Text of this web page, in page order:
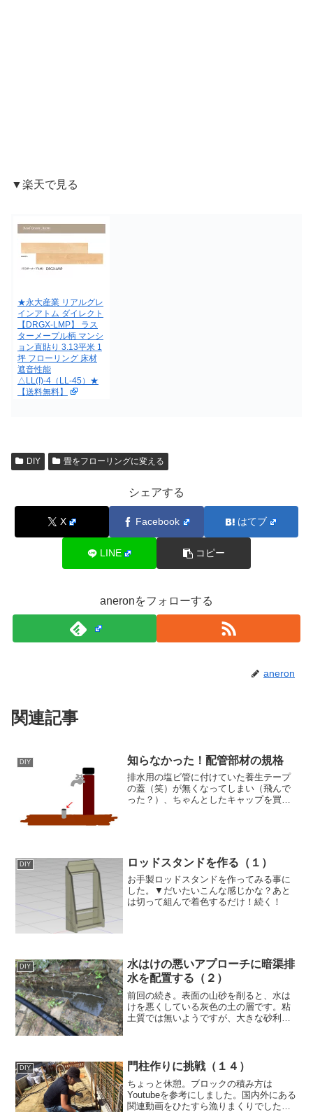
▼楽天で見る
★永大産業 リアルグレ
インアトム ダイレクト
【DRGX-LMP】 ラス
ターメープル柄 マンシ
ョン直貼り 3.13平米 1
坪 フローリング 床材
遮音性能
△LL(I)-4（LL-45）★
【送料無料】
DIY 畳をフローリングに変える
シェアする
X Facebook はてブ
LINE コピー
aneronをフォローする
aneron
関連記事
DIY 知らなかった！配管部材の規格
排水用の塩ビ管に付けていた養生テープ
の蓋（笑）が無くなってしまい（飛んで
った？）、ちゃんとしたキャップを買い
DIY ロッドスタンドを作る（１）
お手製ロッドスタンドを作ってみる事に
した。▼だいたいこんな感じかな？あと
は切って組んで着色するだけ！続く！
DIY
水はけの悪いアプローチに暗渠排
水を配置する（２）
前回の続き。表面の山砂を削ると、水は
けを悪くしている灰色の土の層です。粘
土質では無いようですが、大きな砂利が
を埋設する溝の幅は約...
DIY 門柱作りに挑戦（１４）
ちょっと休憩。ブロックの積み方は
Youtubeを参考にしました。国内外にある
関連動画をひたすら漁りまくりでした